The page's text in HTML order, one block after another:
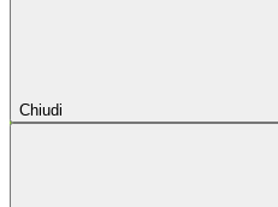
Chiudi